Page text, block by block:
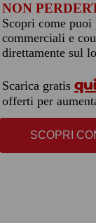
NON
Scopri come
commerciali e
direttamente sul
Scarica gratis
offerti per
SCOPRI